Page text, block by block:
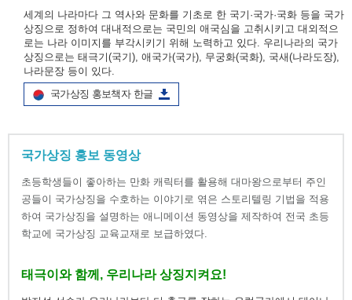
세계의 나라마다 그 역사와 문화를 기초로 한 국기·국가·국화 등을 국가
상징으로 정하여 대내적으로는 국민의 애국심을 고취시키고 대외적으
로는 나라 이미지를 부각시키기 위해 노력하고 있다. 우리나라의 국가
상징으로는 태극기(국기), 애국가(국가), 무궁화(국화), 국새(나라도장),
나라문장 등이 있다.
국가상징 홍보책자 한글
국가상징 홍보 동영상
초등학생들이 좋아하는 만화 캐릭터를 활용해 대마왕으로부터 주인
공들이 국가상징을 수호하는 이야기로 엮은 스토리텔링 기법을 적용
하여 국가상징을 설명하는 애니메이션 동영상을 제작하여 전국 초등
학교에 국가상징 교육교재로 보급하였다.
태극이와 함께, 우리나라 상징지켜요!